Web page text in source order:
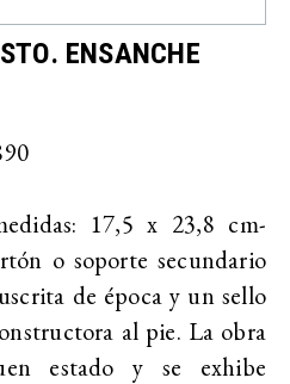
ENSANCHE
17,5 x 23,8 cm-
o soporte secundario
de época y un sello
al pie. La obra
estado y se exhibe